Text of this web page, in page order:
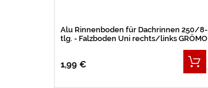
Alu Rinnenboden für Dachrinnen 250/8-
tlg. - Falzboden Uni rechts/links GRÖMO
1,99 €